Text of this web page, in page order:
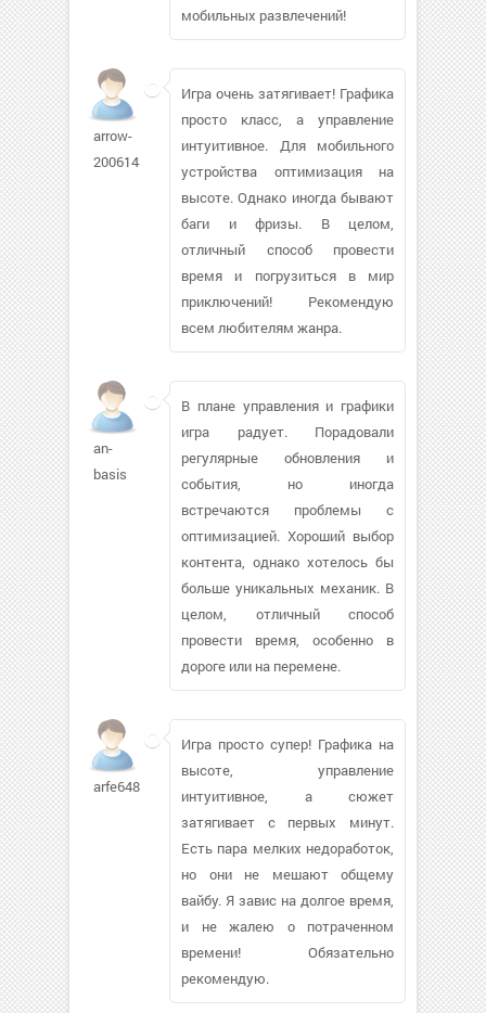
мобильных развлечений!
arrow-
2006143
Игра очень затягивает! Графика
просто класс, а управление
интуитивное. Для мобильного
устройства оптимизация на
высоте. Однако иногда бывают
баги и фризы. В целом,
отличный способ провести
время и погрузиться в мир
приключений! Рекомендую
всем любителям жанра.
an-
basis
В плане управления и графики
игра радует. Порадовали
регулярные обновления и
события, но иногда
встречаются проблемы с
оптимизацией. Хороший выбор
контента, однако хотелось бы
больше уникальных механик. В
целом, отличный способ
провести время, особенно в
дороге или на перемене.
arfe648690
Игра просто супер! Графика на
высоте, управление
интуитивное, а сюжет
затягивает с первых минут.
Есть пара мелких недоработок,
но они не мешают общему
вайбу. Я завис на долгое время,
и не жалею о потраченном
времени! Обязательно
рекомендую.